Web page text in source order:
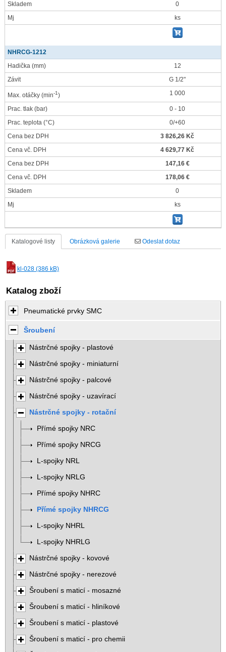
Skladem
0
Mj
ks
NHRCG-1212
Hadička (mm)
12
Závit
G 1/2"
Max. otáčky (min-1) 1 000
Prac. tlak (bar)
0 - 10
Prac. teplota (°C)
0/+60
Cena bez DPH
3 826,26 Kč
Cena vč. DPH
4 629,77 Kč
Cena bez DPH
147,16 €
Cena vč. DPH
178,06 €
Skladem
0
Mj
ks
Katalogové listy Obrázková galerie Odeslat dotaz
kl-028 (386 kB)
Katalog zboží
Pneumatické prvky SMC
Šroubení
Nástrčné spojky - plastové
Nástrčné spojky - miniaturní
Nástrčné spojky - palcové
Nástrčné spojky - uzavírací
Nástrčné spojky - rotační
Přímé spojky NRC
Přímé spojky NRCG
L-spojky NRL
L-spojky NRLG
Přímé spojky NHRC
Přímé spojky NHRCG
L-spojky NHRL
L-spojky NHRLG
Nástrčné spojky - kovové
Nástrčné spojky - nerezové
Šroubení s maticí - mosazné
Šroubení s maticí - hliníkové
Šroubení s maticí - plastové
Šroubení s maticí - pro chemii